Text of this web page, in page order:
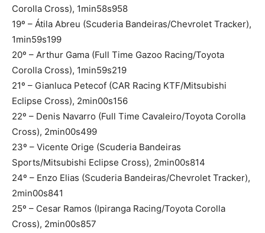
Corolla Cross), 1min58s958
19º – Átila Abreu (Scuderia Bandeiras/Chevrolet Tracker),
1min59s199
20º – Arthur Gama (Full Time Gazoo Racing/Toyota
Corolla Cross), 1min59s219
21º – Gianluca Petecof (CAR Racing KTF/Mitsubishi
Eclipse Cross), 2min00s156
22º – Denis Navarro (Full Time Cavaleiro/Toyota Corolla
Cross), 2min00s499
23º – Vicente Orige (Scuderia Bandeiras
Sports/Mitsubishi Eclipse Cross), 2min00s814
24º – Enzo Elias (Scuderia Bandeiras/Chevrolet Tracker),
2min00s841
25º – Cesar Ramos (Ipiranga Racing/Toyota Corolla
Cross), 2min00s857